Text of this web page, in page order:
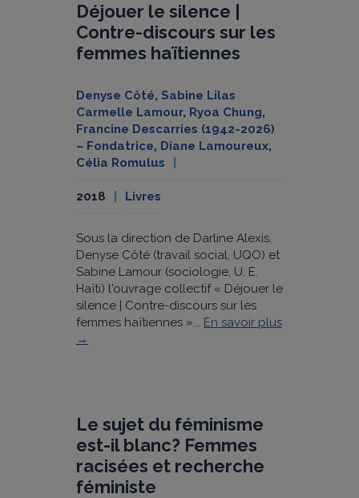
Déjouer le silence |
Contre-discours sur les
femmes haïtiennes
Denyse Côté, Sabine Lilas
Carmelle Lamour, Ryoa Chung,
Francine Descarries (1942-2026)
– Fondatrice, Diane Lamoureux,
Célia Romulus
2018 Livres
Sous la direction de Darline Alexis,
Denyse Côté (travail social, UQO) et
Sabine Lamour (sociologie, U. E.
Haïti) l'ouvrage collectif « Déjouer le
silence | Contre-discours sur les
femmes haïtiennes »... En savoir plus
→
Le sujet du féminisme
est-il blanc? Femmes
racisées et recherche
féministe